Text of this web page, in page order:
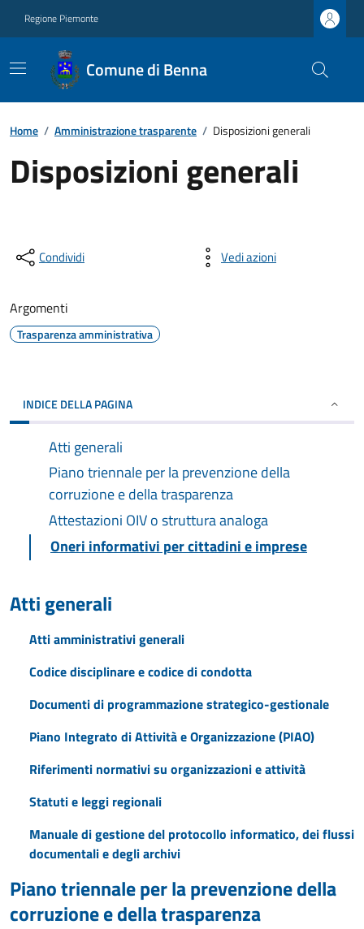
Regione Piemonte
Comune di Benna
Home / Amministrazione trasparente / Disposizioni generali
Disposizioni generali
Condividi Vedi azioni
Argomenti
Trasparenza amministrativa
INDICE DELLA PAGINA
Atti generali
Piano triennale per la prevenzione della
corruzione e della trasparenza
Attestazioni OIV o struttura analoga
Oneri informativi per cittadini e imprese
Atti generali
Atti amministrativi generali
Codice disciplinare e codice di condotta
Documenti di programmazione strategico-gestionale
Piano Integrato di Attività e Organizzazione (PIAO)
Riferimenti normativi su organizzazioni e attività
Statuti e leggi regionali
Manuale di gestione del protocollo informatico, dei flussi
documentali e degli archivi
Piano triennale per la prevenzione della
corruzione e della trasparenza